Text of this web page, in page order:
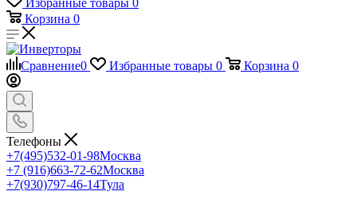
Избранные товары 0
Корзина 0
Сравнение0 Избранные товары 0 Корзина 0
Телефоны
+7(495)532-01-98Москва
+7 (916)663-72-62Москва
+7(930)797-46-14Тула